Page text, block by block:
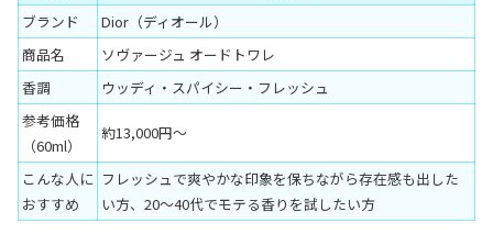
ブランド
Dior（ディオール）
商品名
ソヴァージュ オードトワレ
香調
ウッディ・スパイシー・フレッシュ
参考価格
（60ml）
約13,000円〜
こんな人に
おすすめ
フレッシュで爽やかな印象を保ちながら存在感も出した
い方、20〜40代でモテる香りを試したい方